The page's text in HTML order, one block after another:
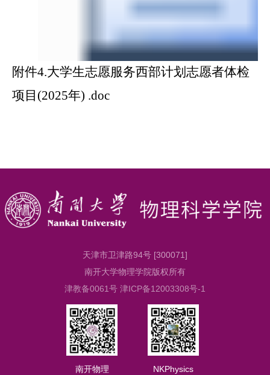
附件4.大学生志愿服务西部计划志愿者体检
项目(2025年) .doc
天津市卫津路94号 [300071]
南开大学物理学院版权所有
津教备0061号 津ICP备12003308号-1
南开物理 NKPhysics